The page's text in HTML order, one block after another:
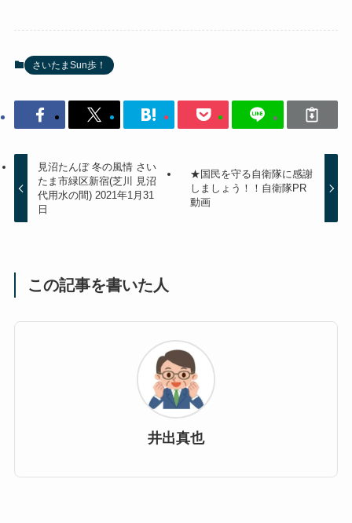
さいたまSun歩！
見沼たんぼ 冬の風情 さい
たま市緑区新宿(芝川 見沼
代用水の間) 2021年1月31
日
★国民を守る自衛隊に感謝
しましょう！！自衛隊PR
動画
この記事を書いた人
井出真也